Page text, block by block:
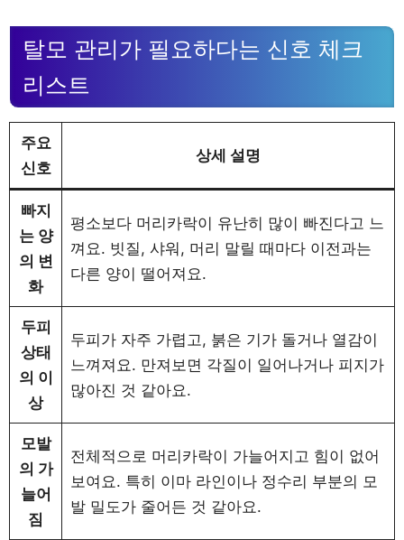
탈모 관리가 필요하다는 신호 체크
리스트
주요
신호
상세 설명
빠지
는 양
의 변
화
평소보다 머리카락이 유난히 많이 빠진다고 느
껴요. 빗질, 샤워, 머리 말릴 때마다 이전과는
다른 양이 떨어져요.
두피
상태
의 이
상
두피가 자주 가렵고, 붉은 기가 돌거나 열감이
느껴져요. 만져보면 각질이 일어나거나 피지가
많아진 것 같아요.
모발
의 가
늘어
짐
전체적으로 머리카락이 가늘어지고 힘이 없어
보여요. 특히 이마 라인이나 정수리 부분의 모
발 밀도가 줄어든 것 같아요.